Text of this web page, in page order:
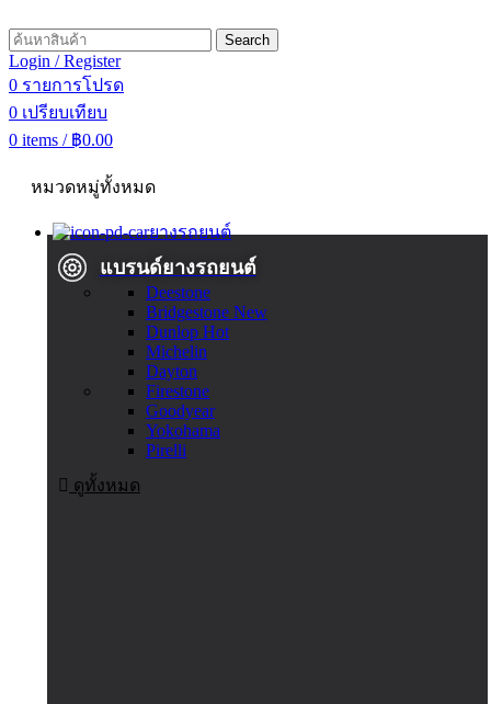
Search
Login / Register
0 รายการโปรด
0 เปรียบเทียบ
0 items / ฿0.00
หมวดหมู่ทั้งหมด
ยางรถยนต์
แบรนด์ยางรถยนต์
Deestone
Bridgestone New
Dunlop Hot
Michelin
Dayton
Firestone
Goodyear
Yokohama
Pirelli
ดูทั้งหมด